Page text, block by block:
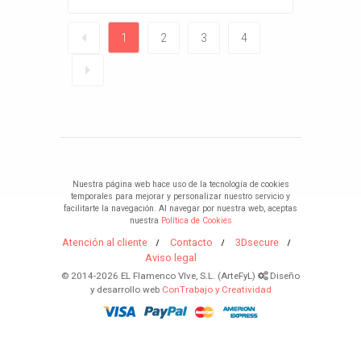
1 2 3 4
Nuestra página web hace uso de la tecnología de cookies
temporales para mejorar y personalizar nuestro servicio y
facilitarte la navegación. Al navegar por nuestra web, aceptas
nuestra Política de Cookies
Atención al cliente Contacto
3Dsecure
Aviso legal
© 2014-2026 EL Flamenco VIve, S.L. (ArteFyL)
Diseño
y desarrollo web ConTrabajo y Creatividad